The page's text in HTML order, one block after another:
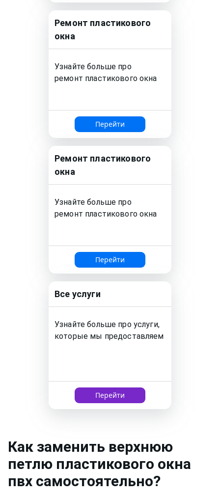
Ремонт пластикового
окна
Узнайте больше про
ремонт пластикового окна
Перейти
Ремонт пластикового
окна
Узнайте больше про
ремонт пластикового окна
Перейти
Все услуги
Узнайте больше про услуги,
которые мы предоставляем
Перейти
Как заменить верхнюю
петлю пластикового окна
пвх самостоятельно?